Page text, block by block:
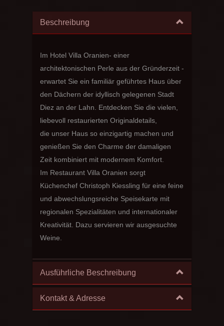
Beschreibung
Im Hotel Villa Oranien- einer
architektonischen Perle aus der Gründerzeit -
erwartet Sie ein familiär geführtes Haus über
den Dächern der idyllisch gelegenen Stadt
Diez an der Lahn. Entdecken Sie die vielen,
liebevoll restaurierten Originaldetails,
die unser Haus so einzigartig machen und
genießen Sie den Charme der damaligen
Zeit kombiniert mit modernem Komfort.
Im Restaurant Villa Oranien sorgt
Küchenchef Christoph Kiessling für eine feine
und abwechslungsreiche Speisekarte mit
regionalen Spezialitäten und internationaler
Kreativität. Dazu servieren wir ausgesuchte
Weine.
Ausführliche Beschreibung
Kontakt & Adresse